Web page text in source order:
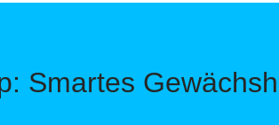
Smartes